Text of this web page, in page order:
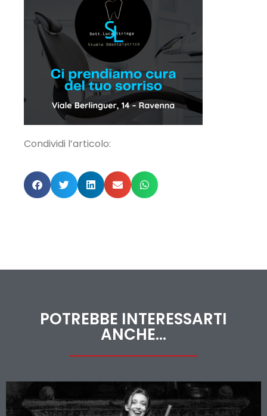
Condividi l’articolo:
POTREBBE INTERESSARTI
ANCHE...